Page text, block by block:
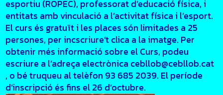
esportiu (ROPEC), professorat d’educació física, i
entitats amb vinculació a l’activitat física i l’esport.
El curs és gratuït i les places són limitades a 25
persones, per incscriure’t clica a la imatge. Per
obtenir més informació sobre el Curs, podeu
escriure a l’adreça electrònica cebllob@cebllob.cat
, o bé truqueu al telèfon 93 685 2039. El període
d’inscripció és fins el 26 d’octubre.